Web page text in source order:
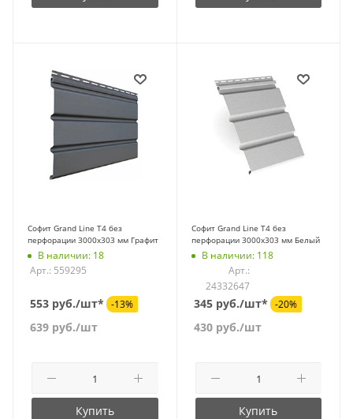
Софит Grand Line T4 без
перфорации 3000х303 мм Графит
В наличии: 18
Арт.: 559295
553 руб./шт* -13%
639 руб./шт
Купить
Софит Grand Line T4 без
перфорации 3000х303 мм Белый
В наличии: 118
Арт.:
24332647
345 руб./шт* -20%
430руб./шт
Купить